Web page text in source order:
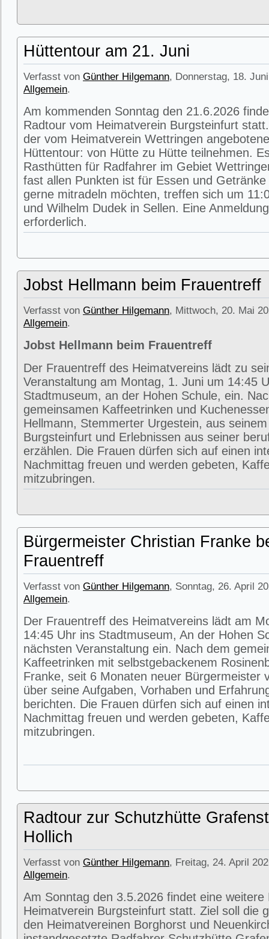
Hüttentour am 21. Juni
Verfasst von Günther Hilgemann, Donnerstag, 18.
Allgemein.
Am kommenden Sonntag den 21.6.2026
Radtour vom Heimatverein Burgsteinfurt
der vom Heimatverein Wettringen
Hüttentour: von Hütte zu Hütte teilnehmen.
Rasthütten für Radfahrer im Gebiet
fast allen Punkten ist für Essen und
gerne mitradeln möchten, treffen sich um
und Wilhelm Dudek in Sellen. Eine
erforderlich.
Jobst Hellmann beim Frauentreff
Verfasst von Günther Hilgemann, Mittwoch, 20. Mai
Allgemein.
Jobst Hellmann beim Frauentreff
Der Frauentreff des Heimatvereins lädt zu
Veranstaltung am Montag, 1. Juni um 14:45
Stadtmuseum, an der Hohen Schule, ein.
gemeinsamen Kaffeetrinken und
Hellmann, Stemmerter Urgestein, aus
Burgsteinfurt und Erlebnissen aus seiner
erzählen. Die Frauen dürfen sich auf einen
Nachmittag freuen und werden gebeten,
mitzubringen.
Bürgermeister Christian Franke
Frauentreff
Verfasst von Günther Hilgemann, Sonntag, 26. April
Allgemein.
Der Frauentreff des Heimatvereins lädt am
14:45 Uhr ins Stadtmuseum, An der Hohen
nächsten Veranstaltung ein. Nach dem
Kaffeetrinken mit selbstgebackenem
Franke, seit 6 Monaten neuer Bürgermeister
über seine Aufgaben, Vorhaben und
berichten. Die Frauen dürfen sich auf einen
Nachmittag freuen und werden gebeten,
mitzubringen.
Radtour zur Schutzhütte
Hollich
Verfasst von Günther Hilgemann, Freitag, 24. April
Allgemein.
Am Sonntag den 3.5.2026 findet eine weitere
Heimatverein Burgsteinfurt statt. Ziel soll die
den Heimatvereinen Borghorst und